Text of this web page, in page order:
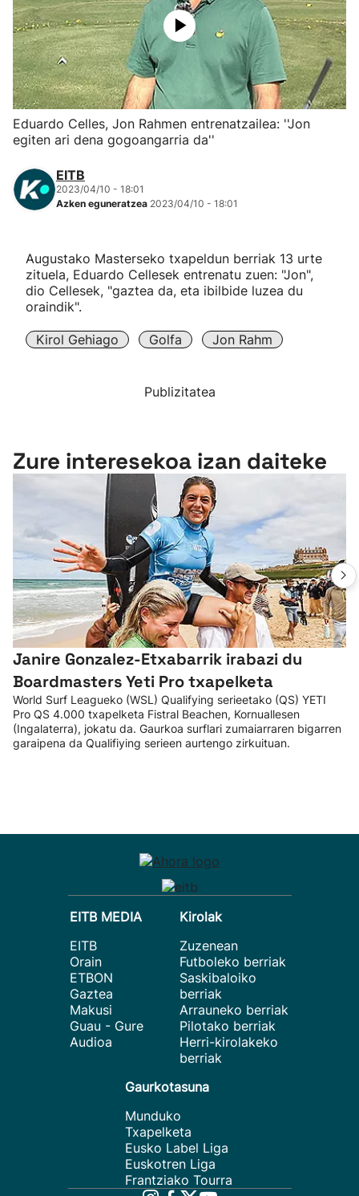
Herri-kirolak
Eskubaloia
Kirolak 360
Mendi-lasterketak
"Helmuga"
Eduardo Celles, Jon Rahmen entrenatzailea: ''Jon
egiten ari dena gogoangarria da''
EITB
2023/04/10 - 18:01
Azken eguneratzea 2023/04/10 - 18:01
Augustako Masterseko txapeldun berriak 13 urte
zituela, Eduardo Cellesek entrenatu zuen: "Jon",
dio Cellesek, "gaztea da, eta ibilbide luzea du
oraindik".
Kirol Gehiago Golfa Jon Rahm
Publizitatea
Zure interesekoa izan daiteke
Janire Gonzalez-Etxabarrik irabazi du
Boardmasters Yeti Pro txapelketa
World Surf Leagueko (WSL) Qualifying serieetako (QS) YETI
Pro QS 4.000 txapelketa Fistral Beachen, Kornuallesen
(Ingalaterra), jokatu da. Gaurkoa surflari zumaiarraren bigarren
garaipena da Qualifiying serieen aurtengo zirkuituan.
EITB MEDIA
EITB
Orain
ETBON
Gaztea
Makusi
Guau - Gure
Audioa
Kirolak
Zuzenean
Futboleko berriak
Saskibaloiko
berriak
Arrauneko berriak
Pilotako berriak
Herri-kirolakeko
berriak
Gaurkotasuna
Munduko
Txapelketa
Eusko Label Liga
Euskotren Liga
Frantziako Tourra